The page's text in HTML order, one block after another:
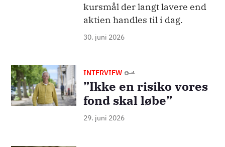
kursmål der langt lavere end
aktien handles til i dag.
30. juni 2026
Billede INTERVIEW
”Ikke en risiko vores
fond skal løbe”
29. juni 2026